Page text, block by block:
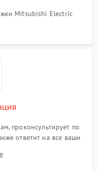
Mitsubishi Electric
проконсультирует по
ответит на все ваши